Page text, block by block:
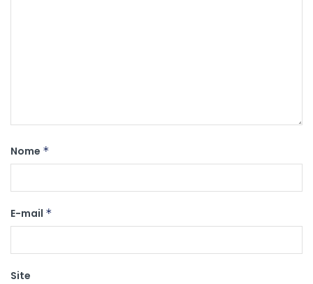
Nome *
E-mail *
Site